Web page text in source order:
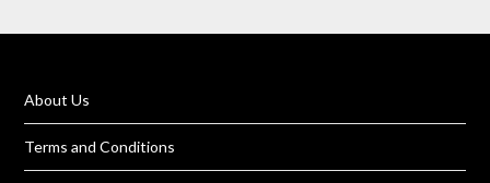
About Us
Terms and Conditions